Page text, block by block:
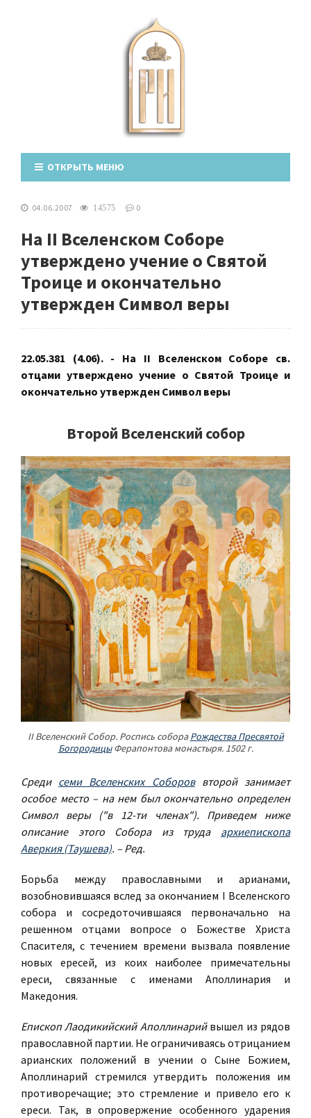
ОТКРЫТЬ МЕНЮ
04.06.2007 14575 0
На II Вселенском Соборе
утверждено учение о Святой
Троице и окончательно
утвержден Символ веры
22.05.381 (4.06). - На II Вселенском Соборе св.
отцами утверждено учение о Святой Троице и
окончательно утвержден Символ веры
Второй Вселенский собор
II Вселенский Собор. Роспись собораРождества Пресвятой
БогородицыФерапонтова монастыря. 1502 г.
Среди семи Вселенских Собороввторой занимает
особое место – на нем был окончательно определен
Символ веры ("в 12-ти членах"). Приведем ниже
описание этого Собора из труда архиепископа
Аверкия (Таушева). – Ред.
Борьба между православными и арианами,
возобновившаяся вслед за окончанием I Вселенского
собора и сосредоточившаяся первоначально на
решенном отцами вопросе о Божестве Христа
Спасителя, с течением времени вызвала появление
новых ересей, из коих наиболее примечательны
ереси, связанные с именами Аполлинария и
Македония.
Епископ Лаодикийский Аполлинарийвышел из рядов
православной партии. Не ограничиваясь отрицанием
арианских положений в учении о Сыне Божием,
Аполлинарий стремился утвердить положения им
противоречащие; это стремление и привело его к
ереси. Так, в опровержение особенного ударения